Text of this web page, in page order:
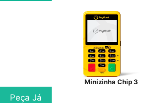
Minizinha Chip 3
Peça Já